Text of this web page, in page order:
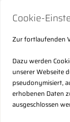
Cookie-
Zur fortlaufenden
Dazu werden
unserer Webseite
pseudonymisiert,
erhobenen Daten
ausgeschlossen